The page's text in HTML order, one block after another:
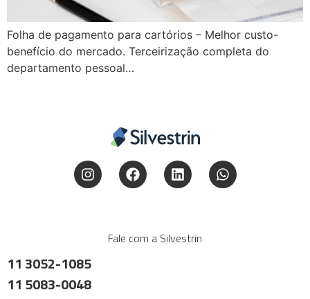
Folha de pagamento para cartórios – Melhor custo-
benefício do mercado. Terceirização completa do
departamento pessoal…
Fale com a Silvestrin
11 3052-1085
11 5083-0048